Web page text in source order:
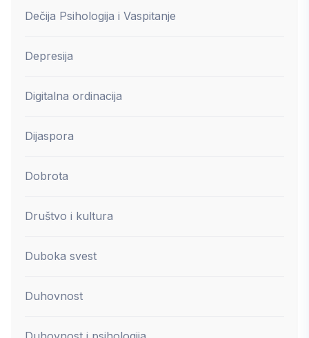
Dečija Psihologija i Vaspitanje
Depresija
Digitalna ordinacija
Dijaspora
Dobrota
Društvo i kultura
Duboka svest
Duhovnost